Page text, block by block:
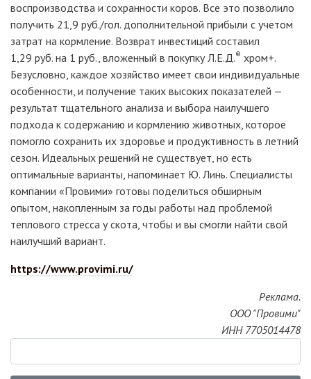
воспроизводства и сохранности коров. Все это позволило
получить 21,9 руб./гол. дополнительной прибыли с учетом
затрат на кормление. Возврат инвестиций составил
1,29 руб. на 1 руб., вложенный в покупку Л.Е.Д.® хром+.
Безусловно, каждое хозяйство имеет свои индивидуальные
особенности, и получение таких высоких показателей —
результат тщательного анализа и выбора наилучшего
подхода к содержанию и кормлению животных, которое
помогло сохранить их здоровье и продуктивность в летний
сезон. Идеальных решений не существует, но есть
оптимальные варианты, напоминает Ю. Линь. Специалисты
компании «Провими» готовы поделиться обширным
опытом, накопленным за годы работы над проблемой
теплового стресса у скота, чтобы и вы смогли найти свой
наилучший вариант.
https://www.provimi.ru/
Реклама.
ООО "Провими"
ИНН 7705014478